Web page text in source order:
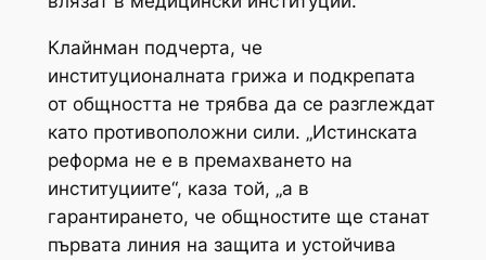
Клайнман подчерта, че
институционалната грижа и подкрепата
от общността не трябва да се разглеждат
като противоположни сили. „Истинската
реформа не е в премахването на
институциите“, каза той, „а в
гарантирането, че общностите ще станат
първата линия на защита и устойчива